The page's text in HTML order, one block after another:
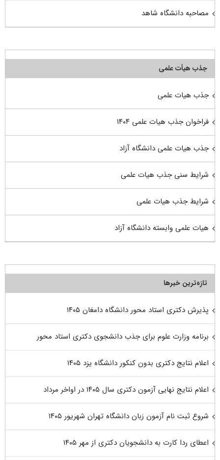
مصاحبه دانشگاه شاهد
جذب هیأت علمی
جذب هیات علمی
فراخوان جذب هیات علمی ۱۴۰۴
جذب هیات علمی دانشگاه آزاد
شرایط سنی جذب هیات علمی
شرایط جذب هیات علمی
هیات علمی وابسته دانشگاه آزاد
تازه‌ترین خبرها
پذیرش دکتری استاد محور دانشگاه دامغان ۱۴۰۵
برنامه وزارت علوم برای جذب دانشجوی دکتری استاد محور
اعلام نتایج دکتری بدون کنکور دانشگاه یزد ۱۴۰۵
اعلام نتایج نهایی آزمون دکتری سال ۱۴۰۵ در اواخر مرداد
شروع ثبت نام آزمون زبان دانشگاه تهران شهریور ۱۴۰۵
اعطای ردا کارت به دانشجویان دکتری از مهر ۱۴۰۵